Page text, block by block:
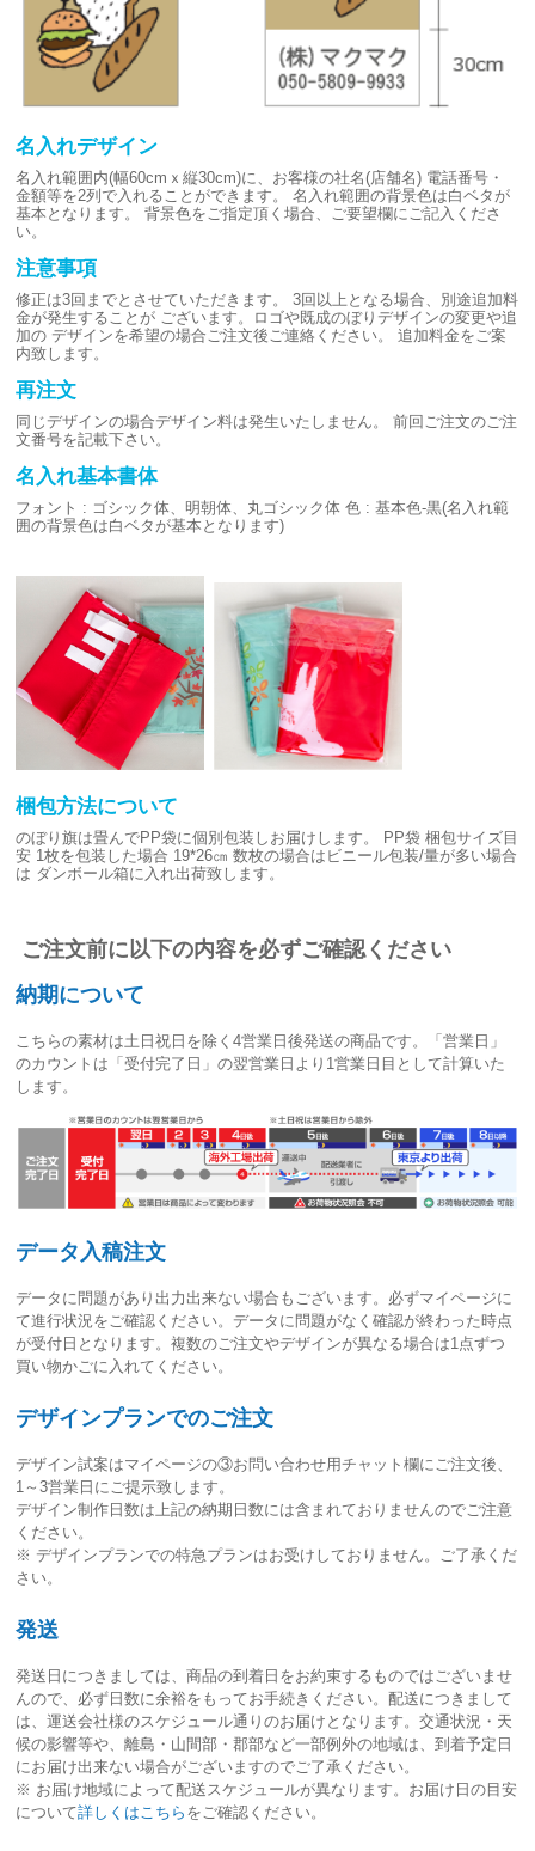
名入れデザイン
名入れ範囲内(幅60cmｘ縦30cm)に、お客様の社名(店舗名) 電話番号・
金額等を2列で入れることができます。
名入れ範囲の背景色は白ベタが
基本となります。
背景色をご指定頂く場合、ご要望欄にご記入くださ
い。
注意事項
修正は3回までとさせていただきます。
3回以上となる場合、別途追加料
金が発生することが ございます。ロゴや既成のぼりデザインの変更や追
加の デザインを希望の場合ご注文後ご連絡ください。
追加料金をご案
内致します。
再注文
同じデザインの場合デザイン料は発生いたしません。
前回ご注文のご注
文番号を記載下さい。
名入れ基本書体
フォント : ゴシック体、明朝体、丸ゴシック体 色 : 基本色-黒(名入れ範
囲の背景色は白ベタが基本となります)
梱包方法について
のぼり旗は畳んでPP袋に個別包装しお届けします。
PP袋 梱包サイズ目
安 1枚を包装した場合 19*26㎝ 数枚の場合はビニール包装/量が多い場合
は ダンボール箱に入れ出荷致します。
ご注文前に以下の内容を必ずご確認ください
納期について
こちらの素材は土日祝日を除く4営業日後発送の商品です。「営業日」
のカウントは「受付完了日」の翌営業日より1営業日目として計算いた
します。
データ入稿注文
データに問題があり出力出来ない場合もございます。必ずマイページに
て進行状況をご確認ください。データに問題がなく確認が終わった時点
が受付日 となります。複数のご注文やデザインが異なる場合は1点ずつ
買い物かごに入れてください。
デザインプランでのご注文
デザイン試案はマイページの③お問い合わせ用チャット欄にご注文後、
1～3営業日 にご提示致します。
デザイン制作日数は上記の納期日数には含まれておりませんのでご注意
ください。
※ デザインプランでの特急プランはお受けしておりません。ご了承くだ
さい。
発送
発送日につきましては、商品の到着日をお約束するものではございませ
んので、必ず日数に余裕をもってお手続きください。配送につきまして
は、運送会社様のスケジュール通りのお届けとなります。交通状況・天
候の影響等や、離島・山間部・郡部など一部例外の地域は、到着予定日
にお届け出来ない場合がございますのでご了承ください。
※ お届け地域によって配送スケジュールが異なります。お届け日の目安
について詳しくはこちら をご確認ください。